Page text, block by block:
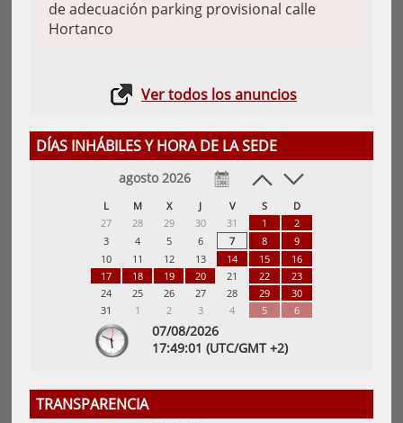
de adecuación parking provisional calle
Hortanco
Ver todos los anuncios
DÍAS INHÁBILES Y HORA DE LA SEDE
agosto 2026
L M X J V S
D
27
28 29 30 31 1
2
3
4 5 6 7 8
9
10
11 12 13 14 15
16
17
18 19 20 21 22
23
24
25 26 27 28 29
30
31
1 2 3 4 5 6
07/08/2026
17:49:01 (UTC/GMT +2)
TRANSPARENCIA